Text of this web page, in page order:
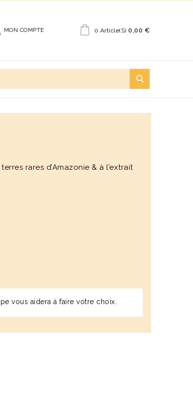
0 Article(s) 0,00 €
MON COMPTE
rares d’Amazonie & à l’extrait
vous aidera à faire votre choix.